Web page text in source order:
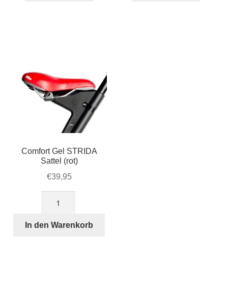
Comfort Gel STRIDA
Sattel (rot)
€39,95
STRIDA
In den Warenkorb